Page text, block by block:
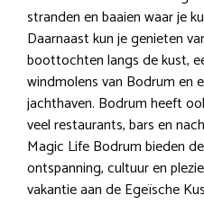
stranden en baaien waar je
Daarnaast kun je genieten
boottochten langs de kust,
windmolens van Bodrum en
jachthaven. Bodrum heeft
veel restaurants, bars en
Magic Life Bodrum bieden
ontspanning, cultuur en
vakantie aan de Egeïsche